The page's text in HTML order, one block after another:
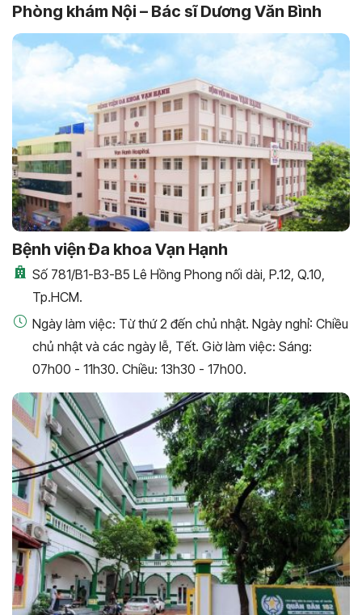
Phòng khám Nội – Bác sĩ Dương Văn Bình
Bệnh viện Đa khoa Vạn Hạnh
Số 781/B1-B3-B5 Lê Hồng Phong nối dài, P.12, Q.10,
Tp.HCM.
Ngày làm việc: Từ thứ 2 đến chủ nhật. Ngày nghỉ: Chiều
chủ nhật và các ngày lễ, Tết. Giờ làm việc: Sáng:
07h00 - 11h30. Chiều: 13h30 - 17h00.